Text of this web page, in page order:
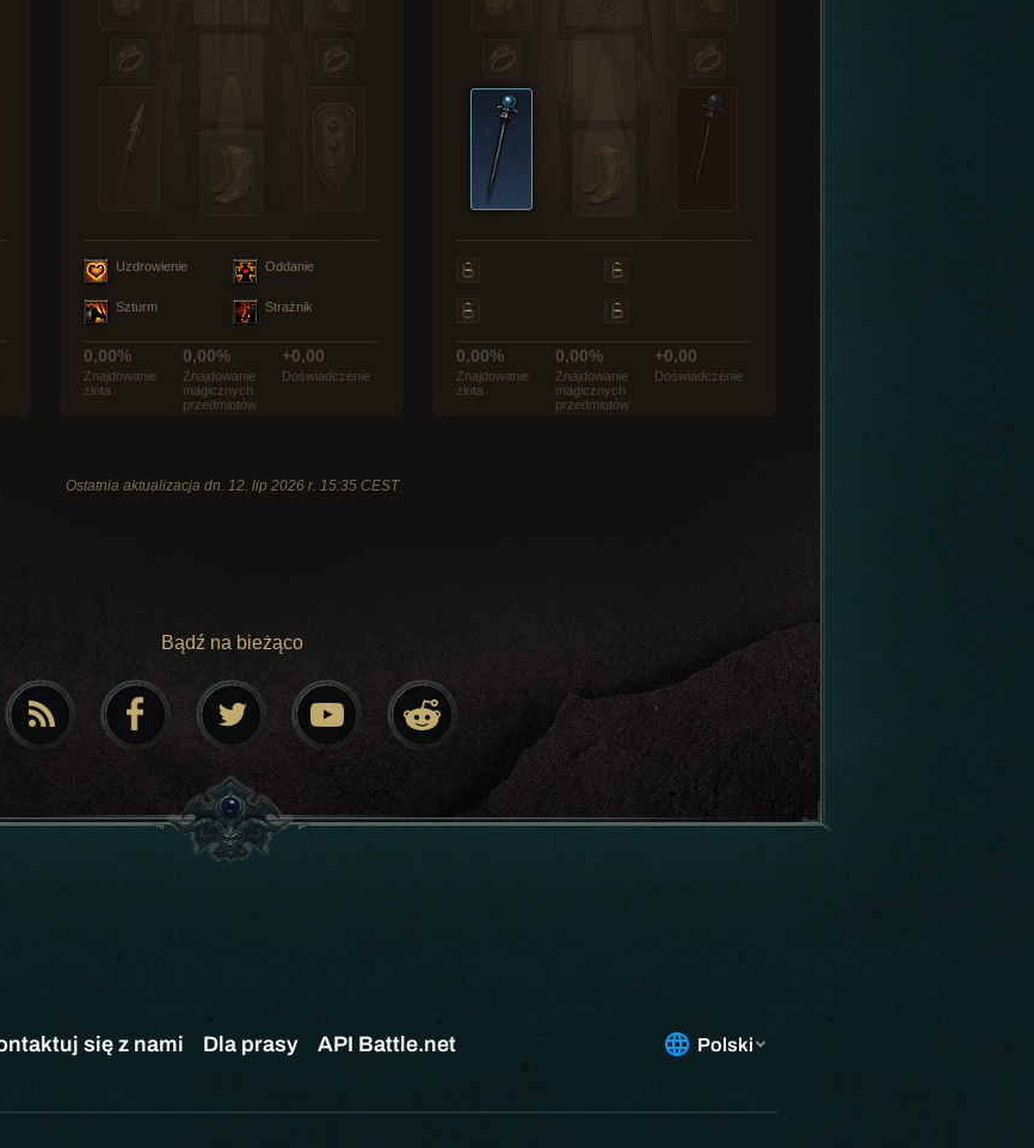
Uzdrowienie Oddanie
Szturm Strażnik
0,00%
Znajdowanie
złota
0,00%
Znajdowanie
magicznych
przedmiotów
+0,00
Doświadczenie
0,00%
Znajdowanie
złota
0,00%
Znajdowanie
magicznych
przedmiotów
+0,00
Doświadczenie
Ostatnia aktualizacja dn. 12. lip 2026 r. 15:35 CEST
Bądź na bieżąco